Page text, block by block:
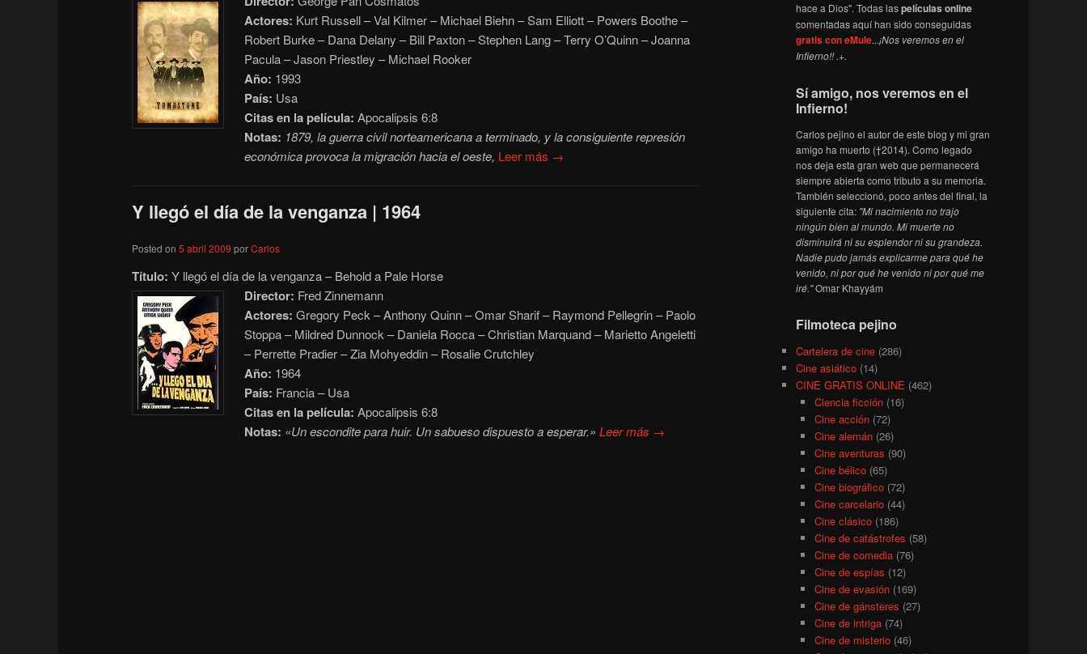
Actores: Kurt Russell – Val Kilmer – Michael Biehn – Sam Elliott – Powers Boothe –
Robert Burke – Dana Delany – Bill Paxton – Stephen Lang – Terry O’Quinn – Joanna
Pacula – Jason Priestley – Michael Rooker
Año: 1993
País: Usa
Citas en la película: Apocalipsis 6:8
Notas: 1879, la guerra civil norteamericana a terminado, y la consiguiente represión
económica provoca la migración hacia el oeste, Leer más →
Y llegó el día de la venganza | 1964
Posted on5 abril 2009 porCarlos
Título: Y llegó el día de la venganza – Behold a Pale Horse
Director: Fred Zinnemann
Actores: Gregory Peck – Anthony Quinn – Omar Sharif – Raymond Pellegrin – Paolo
Stoppa – Mildred Dunnock – Daniela Rocca – Christian Marquand – Marietto Angeletti
– Perrette Pradier – Zia Mohyeddin – Rosalie Crutchley
Año: 1964
País: Francia – Usa
Citas en la película: Apocalipsis 6:8
Notas: «Un escondite para huir. Un sabueso dispuesto a esperar.» Leer más →
hace a Dios". Todas laspelículas online
comentadas aquí han sido conseguidas
gratis con eMule...¡Nos veremos en el
Infierno!! .+.
Sí amigo, nos veremos en el
Infierno!
Carlos pejino el autor de este blog y mi gran
amigo ha muerto (†2014). Como legado
nos deja esta gran web que permanecerá
siempre abierta como tributo a su memoria.
También seleccionó, poco antes del final, la
siguiente cita: "Mi nacimiento no trajo
ningún bien al mundo. Mi muerte no
disminuirá ni su esplendor ni su grandeza.
Nadie pudo jamás explicarme para qué he
venido, ni por qué he venido ni por qué me
iré."Omar Khayyám
Filmoteca pejino
Cartelera de cine (286)
Cine asiático (14)
CINE GRATIS ONLINE (462)
Ciencia ficción(16)
Cine acción(72)
Cine alemán(26)
Cine aventuras (90)
Cine bélico(65)
Cine biográfico(72)
Cine carcelario(44)
Cine clásico(186)
Cine de catástrofes (58)
Cine de comedia(76)
Cine de espías (12)
Cine de evasión(169)
Cine de gánsteres (27)
Cine de intriga(74)
Cine de misterio(46)